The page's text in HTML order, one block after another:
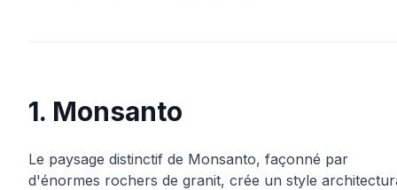
1. Monsanto
Le paysage distinctif de Monsanto, façonné par
d'énormes rochers de granit, crée un style